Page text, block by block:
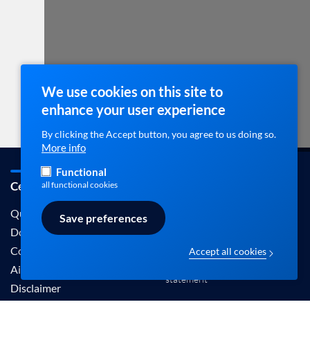
Cebam / ebpracticenet
Qui sommes-nous
Documentation
Contact
Aide
Disclaimer
statement
We use cookies on this site to
enhance your user experience
By clicking the Accept button, you agree to us doing so.
More info
Functional
all functional cookies
Save preferences
Accept all cookies